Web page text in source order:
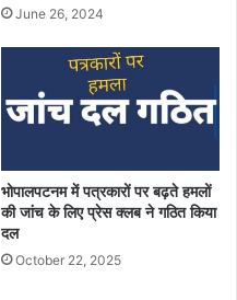
June 26, 2024
भोपालपटनम में पत्रकारों पर बढ़ते हमलों
की जांच के लिए प्रेस क्लब ने गठित किया
दल
October 22, 2025